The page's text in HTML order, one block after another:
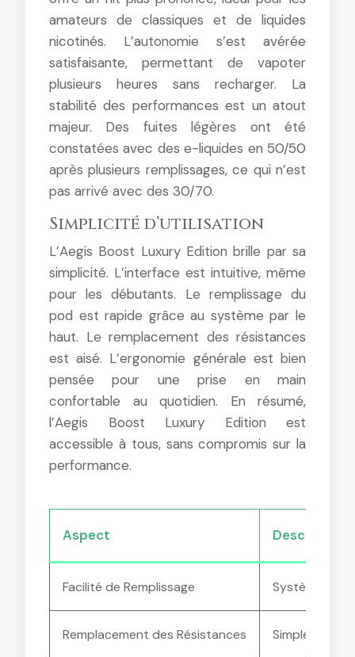
amateurs de classiques et de liquides
nicotinés. L’autonomie s’est avérée
satisfaisante, permettant de vapoter
plusieurs heures sans recharger. La
stabilité des performances est un atout
majeur. Des fuites légères ont été
constatées avec des e-liquides en 50/50
après plusieurs remplissages, ce qui n’est
pas arrivé avec des 30/70.
Simplicité d’utilisation
L’Aegis Boost Luxury Edition brille par sa
simplicité. L’interface est intuitive, même
pour les débutants. Le remplissage du
pod est rapide grâce au système par le
haut. Le remplacement des résistances
est aisé. L’ergonomie générale est bien
pensée pour une prise en main
confortable au quotidien. En résumé,
l’Aegis Boost Luxury Edition est
accessible à tous, sans compromis sur la
performance.
Aspect Description
Facilité de Remplissage Système de
Remplacement des Résistances Simple et